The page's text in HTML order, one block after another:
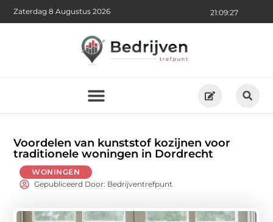
21:09:29
Zaterdag 8 Augustus 2026
Voordelen van kunststof kozijnen voor
traditionele woningen in Dordrecht
WONINGEN
Gepubliceerd Door: Bedrijventrefpunt